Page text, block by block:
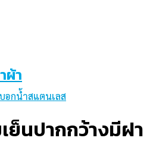
ผ้า
อกน้ำสแตนเลส
ย็นปากกว้างมีฝา